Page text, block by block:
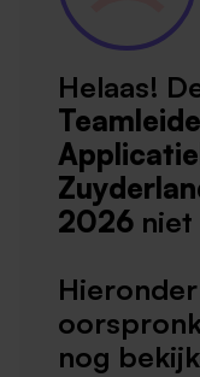
Helaas!
2026 niet
nog